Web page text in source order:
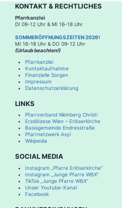
KONTAKT & RECHTLICHES
Pfarrkanzlei
DI 09-12 Uhr & MI 16-18 Uhr
SOMMERÖFFNUNGSZEITEN 2026!
MI 16-18 Uhr & DO 09-12 Uhr
(Urlaub beachten!)
Pfarrkanzlei
Kontaktaufnahme
Finanzielle Sorgen
Impressum
Datenschutzerklärung
LINKS
Pfarrverband Weinberg Christi
Erzdiözese Wien – Erlöserkirche
Basisgemeinde Endresstraße
Pfarrnetzwerk Asyl
Wikipedia
SOCIAL MEDIA
Instagram „Pfarre Erlöserkirche“
Instagram „Junge Pfarre WBX“
TikTok „Junge Pfarre WBX“
Unser Youtube-Kanal
Facebook